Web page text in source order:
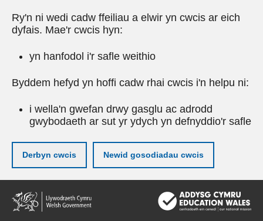
Ry'n ni wedi cadw ffeiliau a elwir yn cwcis ar eich
dyfais. Mae'r cwcis hyn:
yn hanfodol i'r safle weithio
Byddem hefyd yn hoffi cadw rhai cwcis i'n helpu ni:
i wella'n gwefan drwy gasglu ac adrodd
gwybodaeth ar sut yr ydych yn defnyddio'r safle
Derbyn cwcis Newid gosodiadau cwcis
Neidio
i'r
prif